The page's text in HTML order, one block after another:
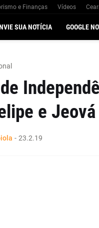
e Finanças Vídeos
SUA NOTÍCIA GOOGLE
e
- 23.2.19